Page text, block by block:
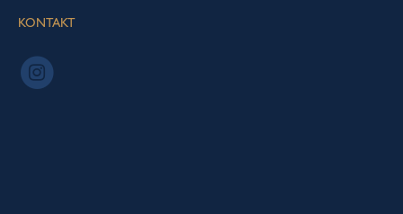
KONTAKT